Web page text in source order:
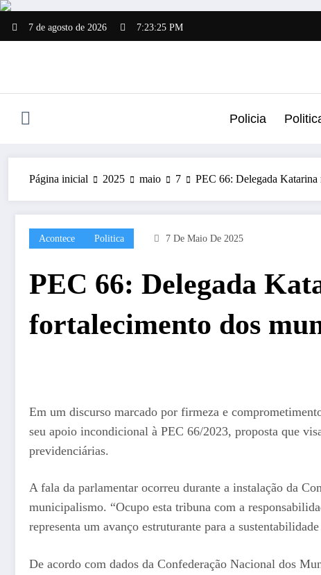
Pular
para
o
7 de agosto de 2026 7:23:26 PM
Policia
Página inicial 2025 maio 7 PEC 66: Delegada
Acontece Politica 7 De Maio De 2025
PEC 66: Delegada
fortalecimento dos
Em um discurso marcado por firmeza e
seu apoio incondicional à PEC 66/2023, proposta que
previdenciárias.
A fala da parlamentar ocorreu durante a instalação da
municipalismo. “Ocupo esta tribuna com a
representa um avanço estruturante para a
De acordo com dados da Confederação Nacional dos